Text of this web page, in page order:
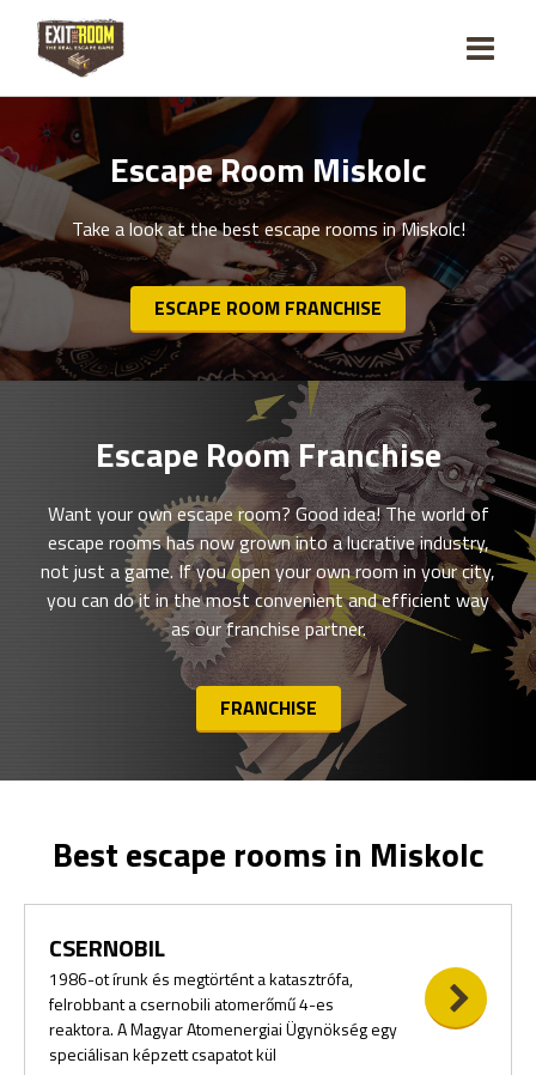
Escape Room Miskolc
Take a look at the best escape rooms in Miskolc!
ESCAPE ROOM FRANCHISE
Escape Room Franchise
Want your own escape room? Good idea! The world of
escape rooms has now grown into a lucrative industry,
not just a game. If you open your own room in your city,
you can do it in the most convenient and efficient way
as our franchise partner.
FRANCHISE
Best escape rooms in Miskolc
CSERNOBIL
1986-ot írunk és megtörtént a katasztrófa,
felrobbant a csernobili atomerőmű 4-es
reaktora. A Magyar Atomenergiai Ügynökség egy
speciálisan képzett csapatot kül